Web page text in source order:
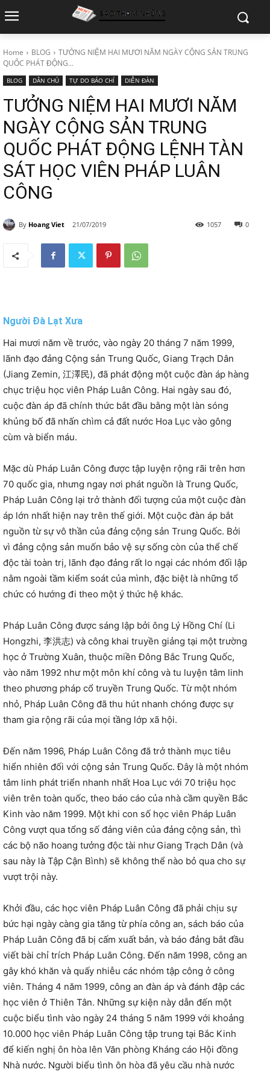
Home BLOG
TƯỞNG NIỆM HAI MƯƠI NĂM NGÀY CỘNG SẢN TRUNG
QUỐC PHÁT ĐỘNG...
BLOG DÂN CHỦ TỰ DO BÁO CHÍ DIỄN ĐÀN
TƯỞNG NIỆM HAI MƯƠI NĂM
NGÀY CỘNG SẢN TRUNG
QUỐC PHÁT ĐỘNG LỆNH TÀN
SÁT HỌC VIÊN PHÁP LUÂN
CÔNG
By Hoang Viet 21/07/2019 0
1057
Người Đà Lạt Xưa
Hai mươi năm về trước, vào ngày 20 tháng 7 năm 1999,
lãnh đạo đảng Cộng sản Trung Quốc, Giang Trạch Dân
(Jiang Zemin, 江澤民), đã phát động một cuộc đàn áp hàng
chục triệu học viên Pháp Luân Công. Hai ngày sau đó,
cuộc đàn áp đã chính thức bắt đầu bằng một làn sóng
khủng bố đã nhấn chìm cả đất nước Hoa Lục vào gông
cùm và biển máu.
Mặc dù Pháp Luân Công được tập luyện rộng rãi trên hơn
70 quốc gia, nhưng ngay nơi phát nguồn là Trung Quốc,
Pháp Luân Công lại trở thành đối tượng của một cuộc đàn
áp lớn nhất hiện nay trên thế giới. Một cuộc đàn áp bắt
nguồn từ sự vô thần của đảng cộng sản Trung Quốc. Bởi
vì đảng cộng sản muốn bảo vệ sự sống còn của thể chế
độc tài toàn trị, lãnh đạo đảng rất lo ngại các nhóm đối lập
nằm ngoài tầm kiểm soát của mình, đặc biệt là những tổ
chức có hướng đi theo một ý thức hệ khác.
Pháp Luân Công được sáng lập bởi ông Lý Hồng Chí (Li
Hongzhi, 李洪志) và công khai truyền giảng tại một trường
học ở Trường Xuân, thuộc miền Đông Bắc Trung Quốc,
vào năm 1992 như một môn khí công và tu luyện tâm linh
theo phương pháp cổ truyền Trung Quốc. Từ một nhóm
nhỏ, Pháp Luân Công đã thu hút nhanh chóng được sự
tham gia rộng rãi của mọi tầng lớp xã hội.
Đến năm 1996, Pháp Luân Công đã trở thành mục tiêu
hiển nhiên đối với cộng sản Trung Quốc. Đây là một nhóm
tâm linh phát triển nhanh nhất Hoa Lục với 70 triệu học
viên trên toàn quốc, theo báo cáo của nhà cầm quyền Bắc
Kinh vào năm 1999. Một khi con số học viên Pháp Luân
Công vượt qua tổng số đảng viên của đảng cộng sản, thì
các bộ não hoang tưởng độc tài như Giang Trạch Dân (và
sau này là Tập Cận Bình) sẽ không thể nào bỏ qua cho sự
vượt trội này.
Khởi đầu, các học viên Pháp Luân Công đã phải chịu sự
bức hại ngày càng gia tăng từ phía công an, sách báo của
Pháp Luân Công đã bị cấm xuất bản, và báo đảng bắt đầu
viết bài chỉ trích Pháp Luân Công. Đến năm 1998, công an
gây khó khăn và quấy nhiễu các nhóm tập công ở công
viên. Tháng 4 năm 1999, công an đàn áp và đánh đập các
học viên ở Thiên Tân. Những sự kiện này dẫn đến một
cuộc biểu tình vào ngày 24 tháng 5 năm 1999 với khoảng
10.000 học viên Pháp Luân Công tập trung tại Bắc Kinh
để kiến nghị ôn hòa lên Văn phòng Kháng cáo Hội đồng
Nhà nước. Người biểu tình ôn hòa đã yêu cầu nhà nước